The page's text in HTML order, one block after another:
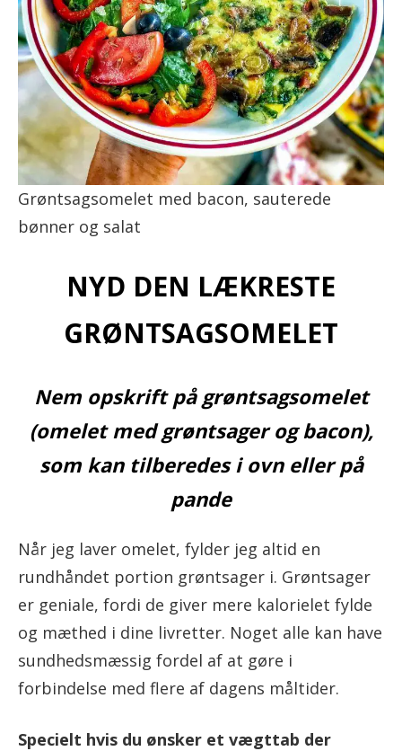
Grøntsagsomelet med bacon, sauterede
bønner og salat
NYD DEN LÆKRESTE
GRØNTSAGSOMELET
Nem opskrift på grøntsagsomelet
(omelet med grøntsager og bacon),
som kan tilberedes i ovn eller på
pande
Når jeg laver omelet, fylder jeg altid en
rundhåndet portion grøntsager i. Grøntsager
er geniale, fordi de giver mere kalorielet fylde
og mæthed i dine livretter. Noget alle kan have
sundhedsmæssig fordel af at gøre i
forbindelse med flere af dagens måltider.
Specielt hvis du ønsker et vægttab der